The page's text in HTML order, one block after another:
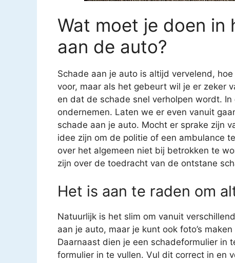
Wat moet je doen in
aan de auto?
Schade aan je auto is altijd vervelend,
voor, maar als het gebeurt wil je er zeker
en dat de schade snel verholpen wordt.
ondernemen. Laten we er even vanuit
schade aan je auto. Mocht er sprake zijn
idee zijn om de politie of een ambulance
over het algemeen niet bij betrokken te
zijn over de toedracht van de ontstane
Het is aan te raden om
Natuurlijk is het slim om vanuit
aan je auto, maar je kunt ook foto’s
Daarnaast dien je een schadeformulier in
formulier in te vullen. Vul dit correct in en